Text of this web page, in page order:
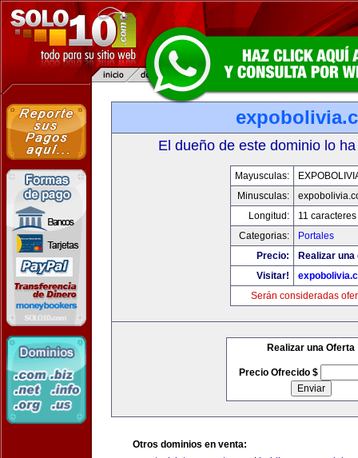
El dueño de este dominio lo
Mayusculas:
Minusculas:
Longitud:
11 caracteres
Categorias:
Portales
Precio:
Realizar
Visitar!
Serán consideradas
Realizar una Oferta
Precio Ofrecido $
Otros dominios en venta: